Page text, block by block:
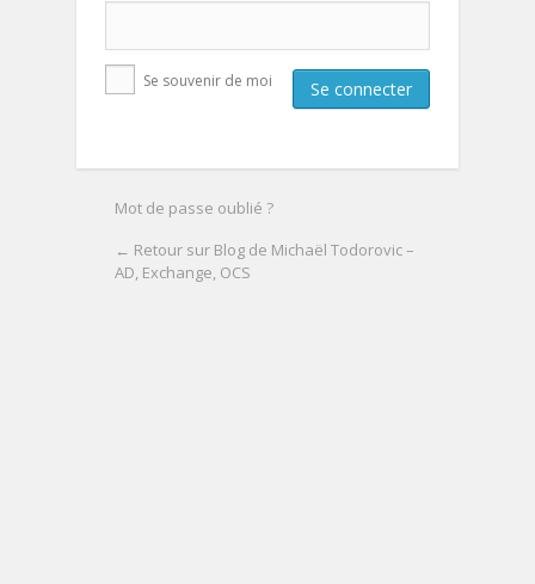
Se souvenir de moi
Mot de passe oublié ?
← Retour sur Blog de Michaël Todorovic –
AD, Exchange, OCS